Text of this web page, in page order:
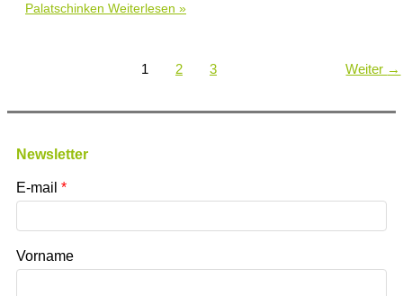
Palatschinken Weiterlesen »
1 2 3 Weiter →
Newsletter
E-mail
Vorname